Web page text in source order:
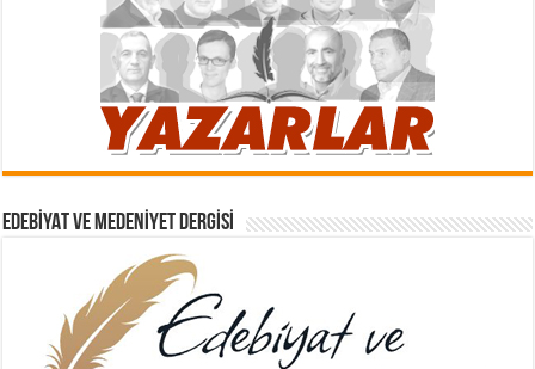
EDEBIYAT VE MEDENIYET DERGISI